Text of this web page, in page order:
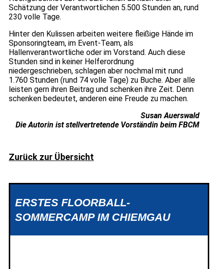
Schätzung der Verantwortlichen 5.500 Stunden an, rund
230 volle Tage.
Hinter den Kulissen arbeiten weitere fleißige Hände im
Sponsoringteam, im Event-Team, als
Hallenverantwortliche oder im Vorstand. Auch diese
Stunden sind in keiner Helferordnung
niedergeschrieben, schlagen aber nochmal mit rund
1.760 Stunden (rund 74 volle Tage) zu Buche. Aber alle
leisten gern ihren Beitrag und schenken ihre Zeit. Denn
schenken bedeutet, anderen eine Freude zu machen.
Susan Auerswald
Die Autorin ist stellvertretende Vorständin beim FBCM
Zurück zur Übersicht
ERSTES FLOORBALL-
SOMMERCAMP IM CHIEMGAU